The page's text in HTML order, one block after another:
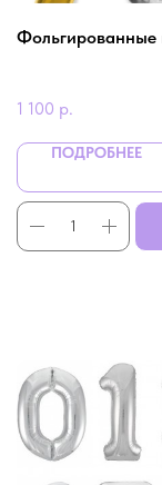
1 100 р.
ПОДРОБНЕЕ